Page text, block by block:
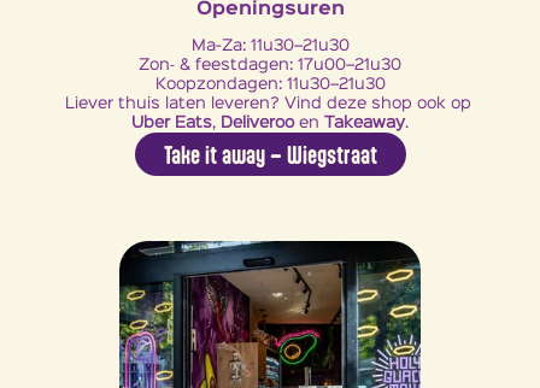
Openingsuren
Ma-Za: 11u30–21u30
Zon‐ & feestdagen: 17u00–21u30
Koopzondagen: 11u30–21u30
Take it away – Wiegstraat
Uber Eats, Deliveroo en Takeaway.